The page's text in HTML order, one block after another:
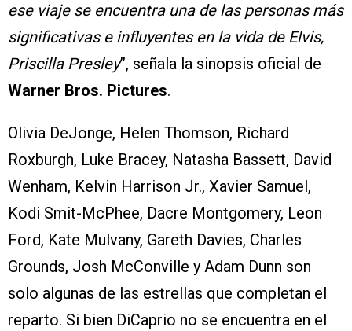
ese viaje se encuentra una de las personas más
significativas e influyentes en la vida de Elvis,
Priscilla Presley”, señala la sinopsis oficial de
Warner Bros. Pictures.
Olivia DeJonge, Helen Thomson, Richard
Roxburgh, Luke Bracey, Natasha Bassett, David
Wenham, Kelvin Harrison Jr., Xavier Samuel,
Kodi Smit-McPhee, Dacre Montgomery, Leon
Ford, Kate Mulvany, Gareth Davies, Charles
Grounds, Josh McConville y Adam Dunn son
solo algunas de las estrellas que completan el
reparto. Si bien DiCaprio no se encuentra en el